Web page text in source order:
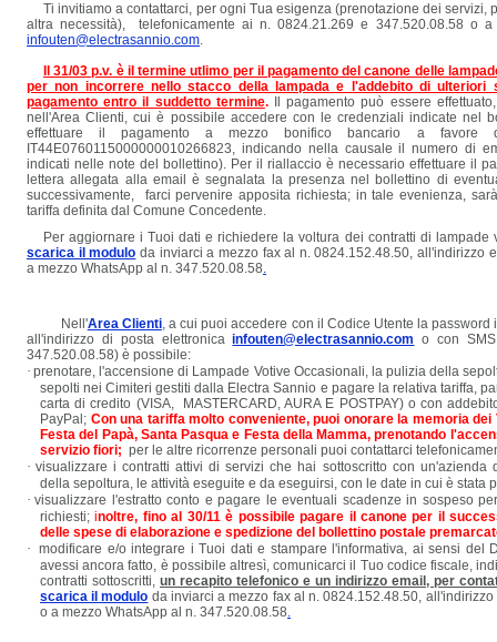
Ti invitiamo a contattarci, per ogni Tua esigenza (prenotazione dei
altra necessità), telefonicamente ai n. 0824.21.269 e 347.520.08.58 o
infouten@electrasannio.com.
Il 31/03 p.v. è il termine utlimo per il pagamento del canone delle
per non incorrere nello stacco della lampada e l'addebito di ulteriori
pagamento entro il suddetto termine.
Il pagamento può essere
nell'Area Clienti, cui è possibile accedere con le credenziali indicate nel
effettuare il pagamento a mezzo bonifico bancario a favore
IT44E0760115000000010266823, indicando nella causale il numero di
indicati nelle note del bollettino). Per il riallaccio è necessario effettuare il
lettera allegata alla email è segnalata la presenza nel bollettino di
successivamente, farci pervenire apposita richiesta; in tale evenienza,
tariffa definita dal Comune Concedente.
Per aggiornare i Tuoi dati e richiedere la voltura dei contratti di lampade
scarica il modulo da inviarci a mezzo fax al n. 0824.152.48.50, all'indirizzo
a mezzo WhatsApp al n. 347.520.08.58.
Nell'Area Clienti, a cui puoi accedere con il Codice Utente la
all'indirizzo di posta elettronica infouten@electrasannio.com o con
347.520.08.58) è possibile:
· prenotare, l'accensione di Lampade Votive Occasionali, la pulizia della
sepolti nei Cimiteri gestiti dalla Electra Sannio e pagare la relativa tariffa,
carta di credito (VISA, MASTERCARD, AURA E POSTPAY) o con
PayPal; Con una tariffa molto conveniente, puoi onorare la memoria
Festa del Papà, Santa Pasqua e Festa della Mamma, prenotando
servizio fiori; per le altre ricorrenze personali puoi contattarci
· visualizzare i contratti attivi di servizi che hai sottoscritto con
della sepoltura, le attività eseguite e da eseguirsi, con le date in cui è stata
· visualizzare l'estratto conto e pagare le eventuali scadenze in sospeso
richiesti;inoltre, fino al 30/11 è possibile pagare il canone per il
delle spese di elaborazione e spedizione del bollettino postale
· modificare e/o integrare i Tuoi dati e stampare l'informativa, ai sensi del
avessi ancora fatto, è possibile altresì, comunicarci il Tuo codice fiscale,
contratti sottoscritti, un recapito telefonico e un indirizzo email, per
scarica il modulo da inviarci a mezzo fax al n. 0824.152.48.50,
o a mezzo WhatsApp al n. 347.520.08.58.